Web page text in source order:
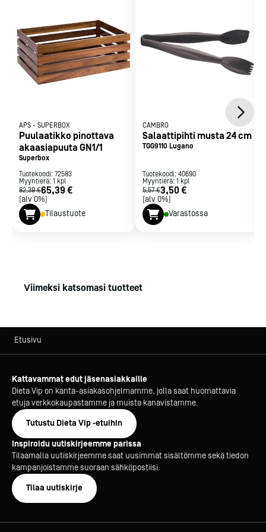
APS - SUPERBOX
Puulaatikko pinottava
akaasiapuuta GN1/1
Superbox
Tuotekoodi: 72583
Myyntierä: 1 kpl
82,39 €65,39 €
[alv 0%]
Tilaustuote
CAMBRO
Salaattipihti musta 24 cm
TGG9110 Lugano
Tuotekoodi: 40690
Myyntierä: 1 kpl
5,57 €3,50 €
[alv 0%]
Varastossa
Viimeksi katsomasi tuotteet
Etusivu
Kattavammat edut jäsenasiakkaille
Dieta Vip on kanta-asiakasohjelmamme, jolla saat huomattavia
etuja verkkokaupastamme ja muista kanavistamme.
Tutustu Dieta Vip -etuihin
Inspiroidu uutiskirjeemme parissa
Tilaamalla uutiskirjeemme saat uusimmat sisältömme sekä tiedon
kampanjoistamme suoraan sähköpostiisi.
Tilaa uutiskirje